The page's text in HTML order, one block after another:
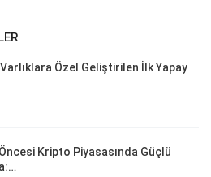
Özel Geliştirilen İlk Yapay
Kripto Piyasasında Güçlü